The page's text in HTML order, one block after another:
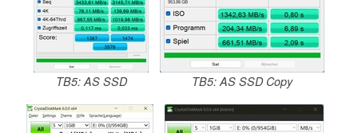
TB5: AS SSD TB5: AS SSD Copy